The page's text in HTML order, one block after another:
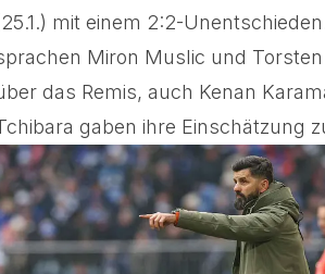
mit einem 2:2-
Miron Muslic und
das Remis, auch Kenan
gaben ihre Einschätzung